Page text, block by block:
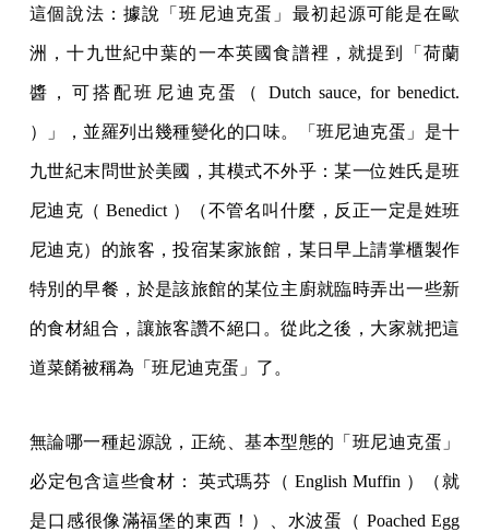
這個說法：據說「班尼迪克蛋」最初起源可能是在歐
洲，十九世紀中葉的一本英國食譜裡，就提到「荷蘭
醬，可搭配班尼迪克蛋（ Dutch sauce, for benedict.
）」，並羅列出幾種變化的口味。「班尼迪克蛋」是十
九世紀末問世於美國，其模式不外乎：某一位姓氏是班
尼迪克（ Benedict ）（不管名叫什麼，反正一定是姓班
尼迪克）的旅客，投宿某家旅館，某日早上請掌櫃製作
特別的早餐，於是該旅館的某位主廚就臨時弄出一些新
的食材組合，讓旅客讚不絕口。從此之後，大家就把這
道菜餚被稱為「班尼迪克蛋」了。
無論哪一種起源說，正統、基本型態的「班尼迪克蛋」
必定包含這些食材： 英式瑪芬（ English Muffin ）（就
是口感很像滿福堡的東西！）、水波蛋（ Poached Egg